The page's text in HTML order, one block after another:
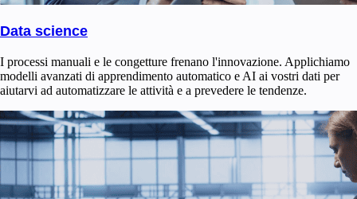
Data science
I processi manuali e le congetture frenano l'innovazione. Applichiamo
modelli avanzati di apprendimento automatico e AI ai vostri dati per
aiutarvi ad automatizzare le attività e a prevedere le tendenze.